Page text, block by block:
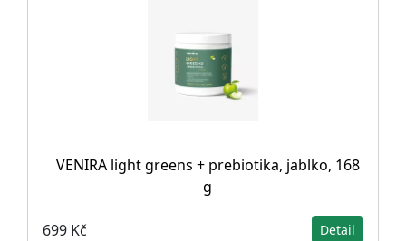
VENIRA light greens + prebiotika, jablko, 168
g
699 Kč Detail